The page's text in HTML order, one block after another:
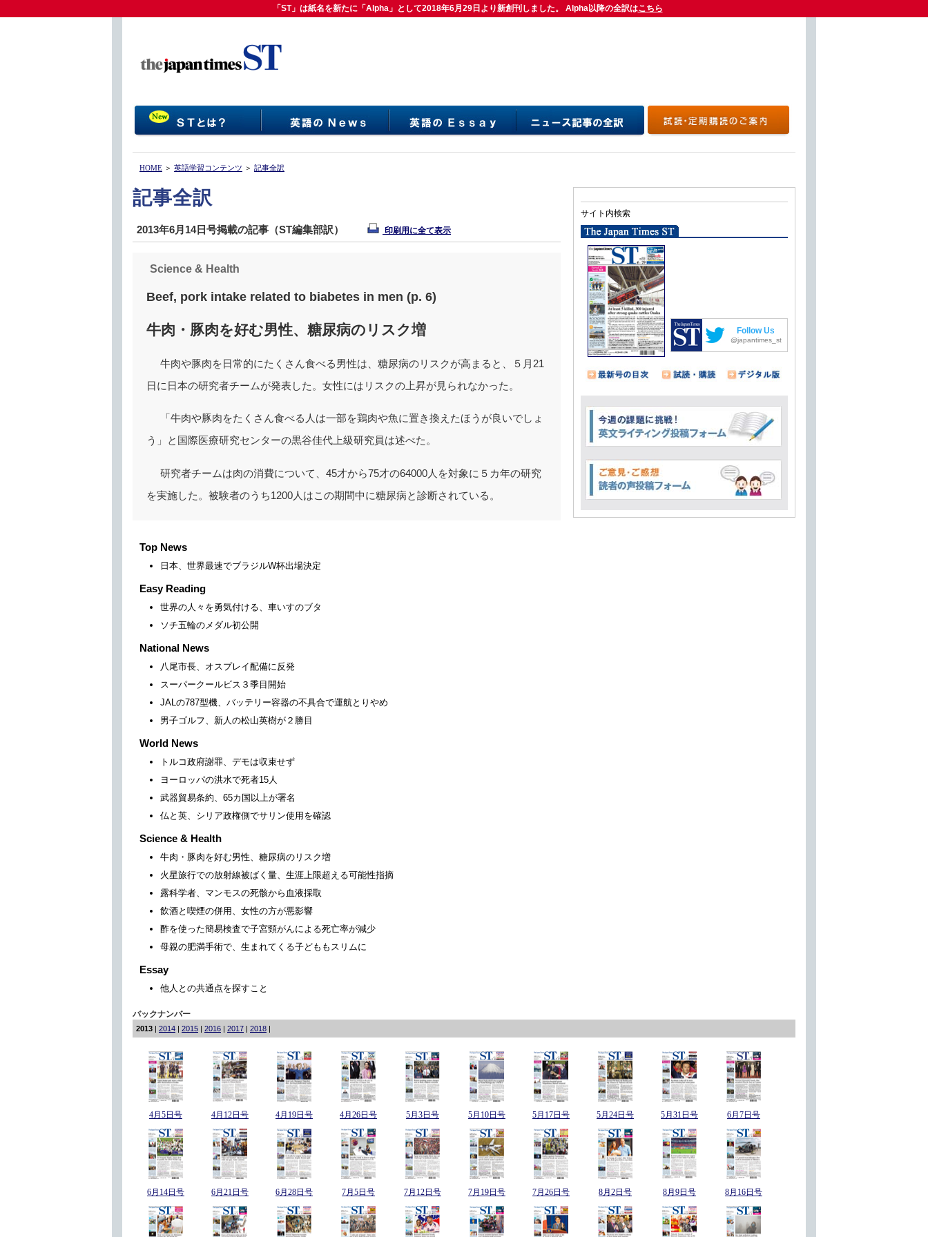
「ST」は紙名を新たに「Alpha」として2018年6月29日より新創刊しました。 Alpha以降の全訳はこちら
「ST」は紙名を新たに「Alpha」として2018年6月29日より新創刊しました。 Alpha以降の全訳はこちら
HOME ＞ 英語学習コンテンツ ＞ 記事全訳
記事全訳
2013年6月14日号掲載の記事（ST編集部訳） 印刷用に全て表示
Science & Health
Beef, pork intake related to biabetes in men (p. 6)
牛肉・豚肉を好む男性、糖尿病のリスク増
牛肉や豚肉を日常的にたくさん食べる男性は、糖尿病のリスクが高まると、５月21
日に日本の研究者チームが発表した。女性にはリスクの上昇が見られなかった。
「牛肉や豚肉をたくさん食べる人は一部を鶏肉や魚に置き換えたほうが良いでしょ
う」と国際医療研究センターの黒谷佳代上級研究員は述べた。
研究者チームは肉の消費について、45才から75才の64000人を対象に５カ年の研究
を実施した。被験者のうち1200人はこの期間中に糖尿病と診断されている。
Top News
日本、世界最速でブラジルW杯出場決定
Easy Reading
世界の人々を勇気付ける、車いすのブタ
ソチ五輪のメダル初公開
National News
八尾市長、オスプレイ配備に反発
スーパークールビス３季目開始
JALの787型機、バッテリー容器の不具合で運航とりやめ
男子ゴルフ、新人の松山英樹が２勝目
World News
トルコ政府謝罪、デモは収束せず
ヨーロッパの洪水で死者15人
武器貿易条約、65カ国以上が署名
仏と英、シリア政権側でサリン使用を確認
Science & Health
牛肉・豚肉を好む男性、糖尿病のリスク増
火星旅行での放射線被ばく量、生涯上限超える可能性指摘
露科学者、マンモスの死骸から血液採取
飲酒と喫煙の併用、女性の方が悪影響
酢を使った簡易検査で子宮頸がんによる死亡率が減少
母親の肥満手術で、生まれてくる子どももスリムに
Essay
他人との共通点を探すこと
サイト内検索
Follow Us
@japantimes_st
バックナンバー
2013 | 2014 | 2015 | 2016 | 2017 | 2018 |
4月5日号 4月12日号 4月19日号 4月26日号 5月3日号 5月10日号 5月17日号 5月24日号 5月31日号 6月7日号
6月14日号 6月21日号 6月28日号 7月5日号 7月12日号 7月19日号 7月26日号 8月2日号 8月9日号 8月16日号